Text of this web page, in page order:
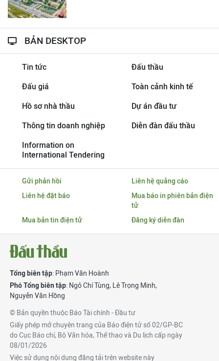
BẢN DESKTOP
Tin tức Đấu thầu
Đấu giá Toàn cảnh kinh tế
Hồ sơ nhà thầu Dự án đầu tư
Thông tin doanh nghiệp Diễn đàn đấu thầu
Information on
International Tendering
Gửi phản hồi
Liên hệ quảng cáo
Liên hệ đặt báo
Mua báo in phiên bản điện
tử
Mua bản tin điện tử
Đăng ký diễn đàn
Tổng biên tập: Phạm Văn Hoành
Phó Tổng biên tập: Ngô Chí Tùng, Lê Trọng Minh,
Nguyễn Văn Hồng
© Bản quyền thuộc Báo Tài chính - Đầu tư
Giấy phép mở chuyên trang của Báo điện tử số 02/GP-BC
do Cục Báo chí, Bộ Văn hóa, Thể thao và Du lịch cấp ngày
08/01/2026
Việc sử dụng nội dung đăng tải trên website này